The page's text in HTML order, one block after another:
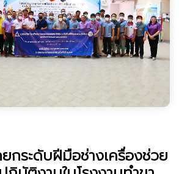
กระดับฝีมือช่างเครื่องช่วย